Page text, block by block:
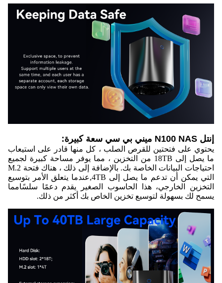
إنتل N100 NAS ميني بي سي سعة كبيرة:
يحتوي على فتحتين للقرص الصلب ، كل منها قادر على استيعاب
ما يصل إلى 18TB من التخزين ، مما يوفر مساحة كبيرة لجميع
احتياجات البيانات الخاصة بك. بالإضافة إلى ذلك ، هناك فتحة M.2
التي يمكن أن تدعم ما يصل إلى 4TB,عندما يتعلق الأمر بتوسيع
التخزين الخارجي، هذا الحاسوب الصغير يقدم دعمًا سلسًامما
يسمح لك بسهولة لتوسيع تخزين الخاص بك أكثر من ذلك.